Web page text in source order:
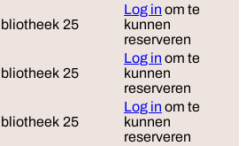
25
Log in om te
kunnen
reserveren
25
Log in om te
kunnen
reserveren
25
Log in om te
kunnen
reserveren